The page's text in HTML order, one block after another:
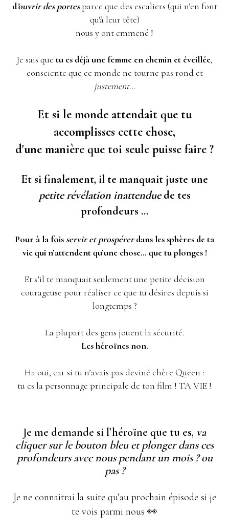
d’ouvrir des portesparce que des escaliers (qui n’en font
qu'à leur tête)
nous y ont emmené !
Je sais que tu es déjà une femme en chemin et éveillée,
consciente que ce monde ne tourne pas rond et
justement…
Et si le monde attendait que tu
accomplisses cette chose,
d'une manière que toi seule puisse faire ?
Et si finalement, il te manquait juste une
petite révélation inattenduede tes
profondeurs ...
Pour à la fois servir et prospérerdans les sphères de ta
vie qui n’attendent qu’une chose… que tu plonges !
Et s’il te manquait seulement une petite décision
courageuse pour réaliser ce que tu désires depuis si
longtemps ?
La plupart des gens jouent la sécurité.
Les héroïnes non.
Ha oui, car si tu n’avais pas deviné chère Queen :
tu es la personnage principale de ton film ! TA VIE !
Je me demande si l’héroïne que tu es, va
cliquer sur le bouton bleu et plonger dans ces
profondeurs avec nous pendant un mois ? ou
pas ?
Je ne connaitrai la suite qu’au prochain épisode si je
te vois parmi nous 👀